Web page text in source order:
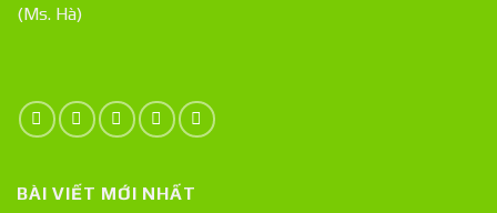
(Ms. Hà)
BÀI VIẾT MỚI NHẤT